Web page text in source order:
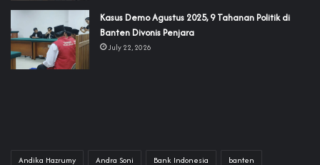
‎Kasus Demo Agustus 2025, 9 Tahanan Politik di
Banten Divonis Penjara
July 22, 2026
Andika Hazrumy Andra Soni Bank Indonesia banten